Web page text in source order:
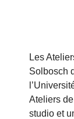
Les
Solbosch
Ateliers
studio et